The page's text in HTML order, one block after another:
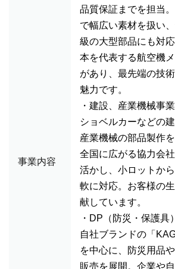
事業内容
品質保証までを担当
で幅広い素材を扱い
級の大型部品にも対
本を代表する航空機
があり、最先端の技
魅力です。
・建設、産業機械事業
ショベルカーなどの
産業機械の部品製作
全国に広がる協力会
活かし、小ロットか
軟に対応。お客様の
献しています。
・DP（防災・保護具
自社ブランドの「
を中心に、防災用品
販売を展開。企業や